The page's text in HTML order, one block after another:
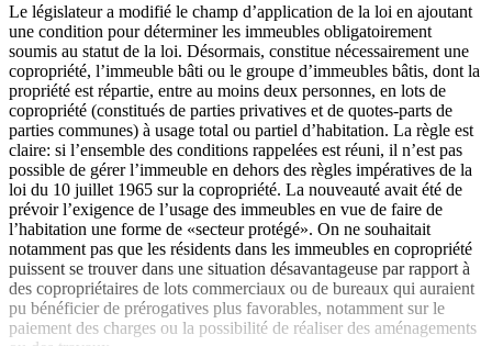
Le législateur a modifié le champ d’application de la loi en ajoutant
une condition pour déterminer les immeubles obligatoirement
soumis au statut de la loi. Désormais, constitue nécessairement une
copropriété, l’immeuble bâti ou le groupe d’immeubles bâtis, dont la
propriété est répartie, entre au moins deux personnes, en lots de
copropriété (constitués de parties privatives et de quotes-parts de
parties communes) à usage total ou partiel d’habitation. La règle est
claire: si l’ensemble des conditions rappelées est réuni, il n’est pas
possible de gérer l’immeuble en dehors des règles impératives de la
loi du 10 juillet 1965 sur la copropriété. La nouveauté avait été de
prévoir l’exigence de l’usage des immeubles en vue de faire de
l’habitation une forme de «secteur protégé». On ne souhaitait
notamment pas que les résidents dans les immeubles en copropriété
puissent se trouver dans une situation désavantageuse par rapport à
des copropriétaires de lots commerciaux ou de bureaux qui auraient
pu bénéficier de prérogatives plus favorables, notamment sur le
paiement des charges ou la possibilité de réaliser des aménagements